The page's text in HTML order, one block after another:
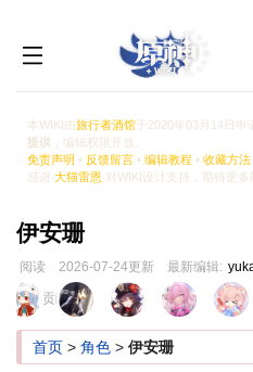
本WIKI由旅行者酒馆于2020年03月14日申
提供 ，编辑权限开放。
免责声明 • 反馈留言 • 编辑教程 • 收藏方法
感谢 大猫雷恩 对WIKI设计支持，期待更多
伊安珊
阅读 2026-07-24更新 最新编辑:
跳
到
导
跳
到
搜
页面贡献者 :
首页 > 角色 > 伊安珊